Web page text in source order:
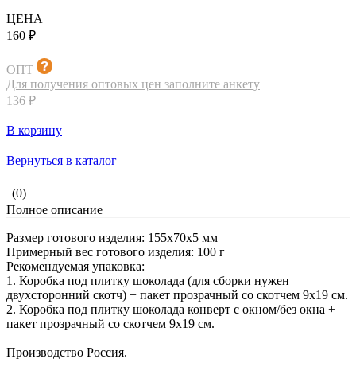
ЦЕНА
160 ₽
ОПТ
Для получения оптовых цен заполните анкету
136 ₽
В корзину
Вернуться в каталог
(0)
Полное описание
Размер готового изделия: 155х70х5 мм
Примерный вес готового изделия: 100 г
Рекомендуемая упаковка:
1. Коробка под плитку шоколада (для сборки нужен
двухсторонний скотч) + пакет прозрачный со скотчем 9х19 см.
2. Коробка под плитку шоколада конверт с окном/без окна +
пакет прозрачный со скотчем 9х19 см.
Производство Россия.